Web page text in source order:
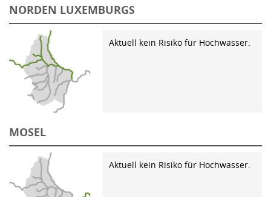
NORDEN LUXEMBURGS
Aktuell kein Risiko für Hochwasser.
MOSEL
Aktuell kein Risiko für Hochwasser.